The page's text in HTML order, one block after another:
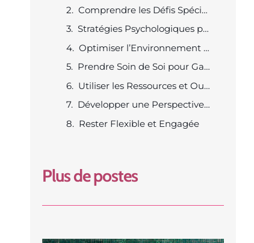
Comprendre les Défis Spécifiques aux Femmes
Stratégies Psychologiques pour Maintenir la Motivation
Optimiser l’Environnement pour la Motivation
Prendre Soin de Soi pour Garder la Motivation
Utiliser les Ressources et Outils à Disposition
Développer une Perspective Positive
Rester Flexible et Engagée
Plus de postes